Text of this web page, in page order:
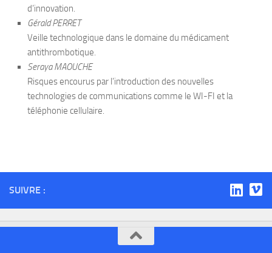
d’innovation.
Gérald PERRET
Veille technologique dans le domaine du médicament
antithrombotique.
Seraya MAOUCHE
Risques encourus par l’introduction des nouvelles
technologies de communications comme le WI-FI et la
téléphonie cellulaire.
SUIVRE :